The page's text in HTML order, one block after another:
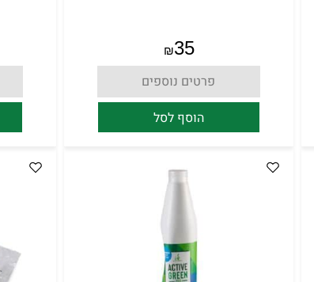
₪35
פרטים נוספים
הוסף לסל